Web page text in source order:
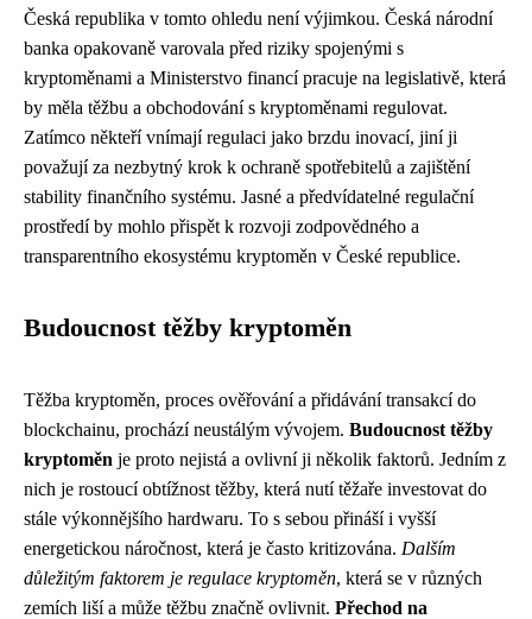
Česká republika v tomto ohledu není výjimkou. Česká národní
banka opakovaně varovala před riziky spojenými s
kryptoměnami a Ministerstvo financí pracuje na legislativě, která
by měla těžbu a obchodování s kryptoměnami regulovat.
Zatímco někteří vnímají regulaci jako brzdu inovací, jiní ji
považují za nezbytný krok k ochraně spotřebitelů a zajištění
stability finančního systému. Jasné a předvídatelné regulační
prostředí by mohlo přispět k rozvoji zodpovědného a
transparentního ekosystému kryptoměn v České republice.
Budoucnost těžby kryptoměn
Těžba kryptoměn, proces ověřování a přidávání transakcí do
blockchainu, prochází neustálým vývojem. Budoucnost těžby
kryptoměn je proto nejistá a ovlivní ji několik faktorů. Jedním z
nich je rostoucí obtížnost těžby, která nutí těžaře investovat do
stále výkonnějšího hardwaru. To s sebou přináší i vyšší
energetickou náročnost, která je často kritizována. Dalším
důležitým faktorem je regulace kryptoměn, která se v různých
zemích liší a může těžbu značně ovlivnit. Přechod na